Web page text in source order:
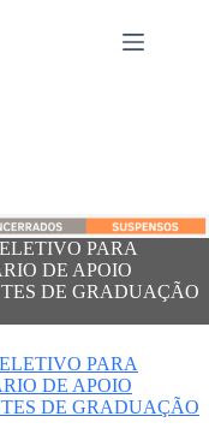
PARA
DE APOIO
DE GRADUAÇÃO
PARA
DE APOIO
DE GRADUAÇÃO